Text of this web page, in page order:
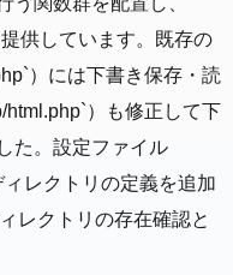
供しています。既存の
）には下書き保存・読
）も修正して下
た。設定ファイル
レクトリの定義を追加
レクトリの存在確認と